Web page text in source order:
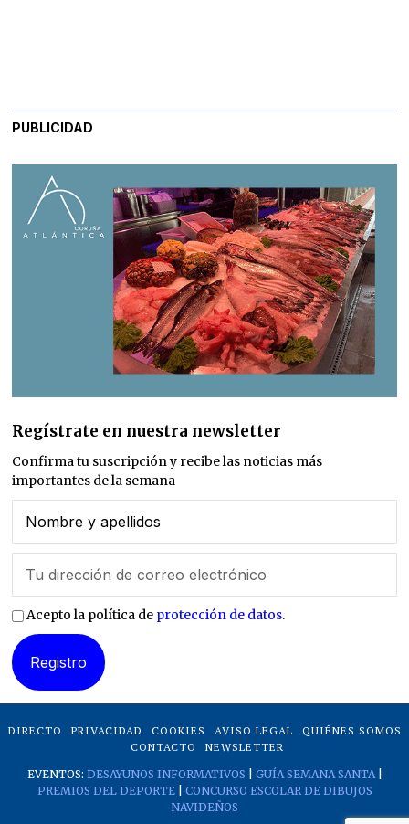
PUBLICIDAD
Regístrate en nuestra newsletter
Confirma tu suscripción y recibe las noticias más
importantes de la semana
Acepto la política de protección de datos.
DIRECTO PRIVACIDAD COOKIES AVISO LEGAL
QUIÉNES SOMOS
CONTACTO
NEWSLETTER
EVENTOS: DESAYUNOS INFORMATIVOS GUÍA SEMANA SANTA|
PREMIOS DEL DEPORTE| CONCURSO ESCOLAR DE DIBUJOS
NAVIDEÑOS